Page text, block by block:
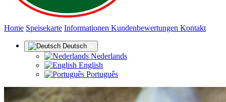
Home Speisekarte Informationen Kundenbewertungen Kontakt
Deutsch
Nederlands
English
Português